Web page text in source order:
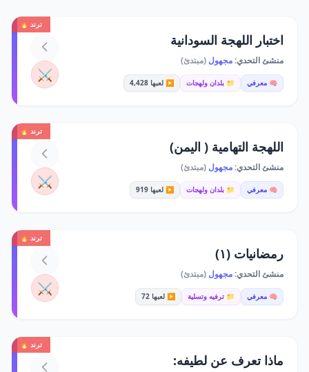
ترند 🔥
اختبار اللهجة السودانية
منشئ التحدي:مجهول (مبتدئ)
🧠 معرفي 📁 بلدان ولهجات ▶️ لعبها 4,428 ⚔️
ترند 🔥
اللهجة التهامية ( اليمن)
منشئ التحدي:مجهول (مبتدئ)
🧠 معرفي 📁 بلدان ولهجات ▶️ لعبها 919 ⚔️
ترند 🔥
رمضانيات (١)
منشئ التحدي:مجهول (مبتدئ)
🧠 معرفي 📁 ترفيه وتسلية ▶️ لعبها 72 ⚔️
ترند 🔥
ماذا تعرف عن لطيفه: